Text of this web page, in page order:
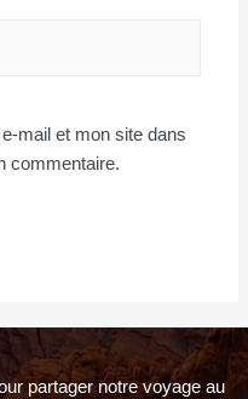
mail et mon site dans
commentaire.
partager notre voyage au